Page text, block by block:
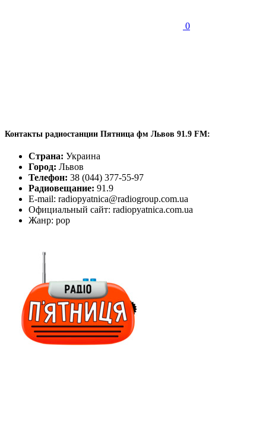
0
Контакты радиостанции Пятница фм Львов 91.9 FM:
Страна: Украина
Город: Львов
Телефон: 38 (044) 377-55-97
Радиовещание: 91.9
E-mail: radiopyatnica@radiogroup.com.ua
Официальный сайт: radiopyatnica.com.ua
Жанр: pop